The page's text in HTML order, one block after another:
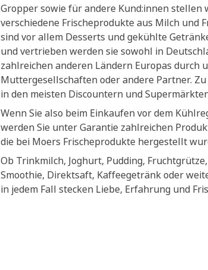
Gropper sowie für andere Kund:innen stellen
verschiedene Frischeprodukte aus Milch und
sind vor allem Desserts und gekühlte
und vertrieben werden sie sowohl in
zahlreichen anderen Ländern Europas durch
Muttergesellschaften oder andere Partner.
in den meisten Discountern und
Wenn Sie also beim Einkaufen vor dem
werden Sie unter Garantie zahlreichen
die bei Moers Frischeprodukte hergestellt
Ob Trinkmilch, Joghurt, Pudding,
Smoothie, Direktsaft, Kaffeegetränk oder
in jedem Fall stecken Liebe, Erfahrung und